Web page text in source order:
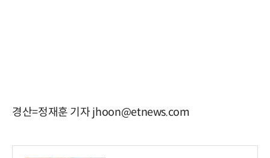
경산=정재훈 기자 jhoon@etnews.com